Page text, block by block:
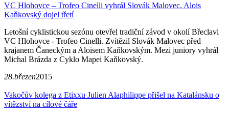
VC Hlohovce – Trofeo Cinelli vyhrál Slovák Malovec. Alois
Kaňkovský dojel třetí
Letošní cyklistickou sezónu otevřel tradiční závod v okolí Břeclavi
VC Hlohovce - Trofeo Cinelli. Zvítězil Slovák Malovec před
krajanem Čaneckým a Aloisem Kaňkovským. Mezi juniory vyhrál
Michal Brázda z Cyklo Mapei Kaňkovský.
28.březen2015
Vakočův kolega z Etixxu Julien Alaphilippe přišel na Katalánsku o
vítězství na cílové čáře